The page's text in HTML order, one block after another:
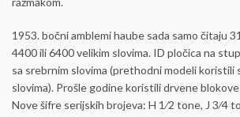
1953. bočni amblemi haube sada samo čitaju
4400 ili 6400 velikim slovima. ID pločica na
sa srebrnim slovima (prethodni modeli koristili
slovima). Prošle godine koristili drvene
Nove šifre serijskih brojeva: H 1⁄2 tone, J 3⁄4